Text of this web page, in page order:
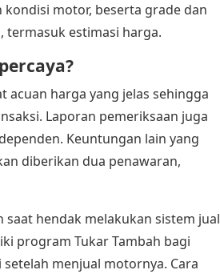
motor, beserta grade dan
termasuk estimasi harga.
acuan harga yang jelas sehingga
Laporan pemeriksaan juga
Keuntungan lain yang
diberikan dua penawaran,
hendak melakukan sistem jual
program Tukar Tambah bagi
menjual motornya. Cara